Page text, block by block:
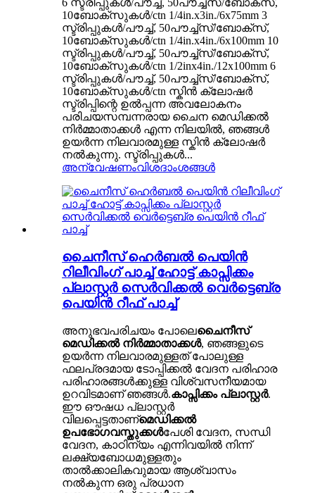
6 സ്ട്രിപ്പുകൾ/പൗച്ച്, 50പൗച്ച്സ്/ബോക്സ്,
10ബോക്സുകൾ/ctn 1/4in.x3in./6x75mm 3
സ്ട്രിപ്പുകൾ/പൗച്ച്, 50പൗച്ച്സ്/ബോക്സ്,
10ബോക്സുകൾ/ctn 1/4in.x4in./6x100mm 10
സ്ട്രിപ്പുകൾ/പൗച്ച്, 50പൗച്ച്സ്/ബോക്സ്,
10ബോക്സുകൾ/ctn 1/2inx4in./12x100mm 6
സ്ട്രിപ്പുകൾ/പൗച്ച്, 50പൗച്ച്സ്/ബോക്സ്,
10ബോക്സുകൾ/ctn സ്കിൻ ക്ലോഷർ
സ്ട്രിപ്പിന്റെ ഉൽപ്പന്ന അവലോകനം
പരിചയസമ്പന്നരായ ചൈന മെഡിക്കൽ
നിർമ്മാതാക്കൾ എന്ന നിലയിൽ, ഞങ്ങൾ
ഉയർന്ന നിലവാരമുള്ള സ്കിൻ ക്ലോഷർ
നൽകുന്നു. സ്ട്രിപ്പുകൾ...
അന്വേഷണംവിശദാംശങ്ങൾ
ചൈനീസ് ഹെർബൽ പെയിൻ
റിലീവിംഗ് പാച്ച് ഹോട്ട് കാപ്സിക്കം
പ്ലാസ്റ്റർ സെർവിക്കൽ വെർട്ടെബ്ര
പെയിൻ റീഫ് പാച്ച്
അനുഭവപരിചയം പോലെചൈനീസ്
മെഡിക്കൽ നിർമ്മാതാക്കൾ, ഞങ്ങളുടെ
ഉയർന്ന നിലവാരമുള്ളത് പോലുള്ള
ഫലപ്രദമായ ടോപ്പിക്കൽ വേദന പരിഹാര
പരിഹാരങ്ങൾക്കുള്ള വിശ്വസനീയമായ
ഉറവിടമാണ് ഞങ്ങൾ.കാപ്സിക്കം പ്ലാസ്റ്റർ.
ഈ ഔഷധ പ്ലാസ്റ്റർ
വിലപ്പെട്ടതാണ്മെഡിക്കൽ
ഉപഭോഗവസ്തുക്കൾപേശി വേദന, സന്ധി
വേദന, കാഠിന്യം എന്നിവയിൽ നിന്ന്
ലക്ഷ്യബോധമുള്ളതും
താൽക്കാലികവുമായ ആശ്വാസം
നൽകുന്ന ഒരു പ്രധാന